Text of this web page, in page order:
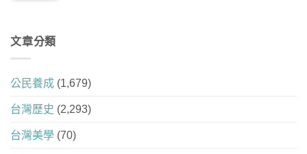
文章分類
公民養成 (1,679)
台灣歷史 (2,293)
台灣美學 (70)